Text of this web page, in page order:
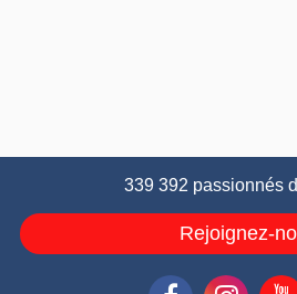
339 392 passionnés
Rejoignez-